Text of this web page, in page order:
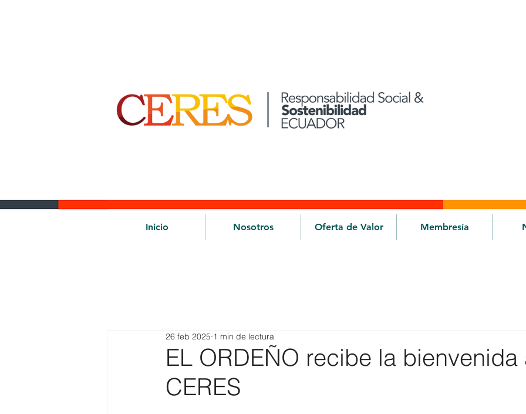
Inicio Nosotros Oferta de Valor Membresía
EL ORDEÑO recibe la bienvenida
CERES
26 feb 2025 1 min de lectura